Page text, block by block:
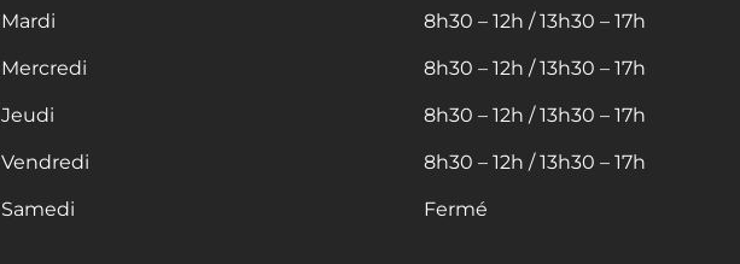
Mardi
Mercredi
Jeudi
Vendredi
Samedi
8h30 – 12h / 13h30 – 17h
8h30 – 12h / 13h30 – 17h
8h30 – 12h / 13h30 – 17h
8h30 – 12h / 13h30 – 17h
Fermé